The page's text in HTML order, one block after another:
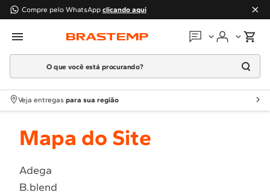
Compre pelo WhatsApp clicando aqui
Em que podemos
O que você está procurando?
Termos mais buscados
1º Geladeira
2
Fogao
4 º Lava Louça
5 º Cooktop
Veja entregas para sua região
Mapa do Site
Adega
B.blend